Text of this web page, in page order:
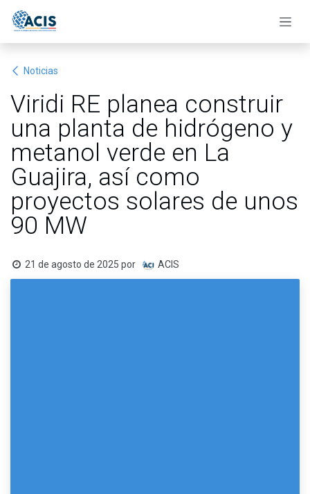
Noticias
Viridi RE planea construir
una planta de hidrógeno y
metanol verde en La
Guajira, así como
proyectos solares de unos
90 MW
21 de agosto de 2025 por ACIS